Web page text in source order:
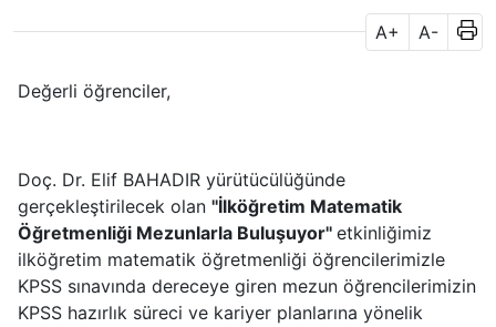
A+ A-
Değerli öğrenciler,
Doç. Dr. Elif BAHADIR yürütücülüğünde
gerçekleştirilecek olan ''İlköğretim Matematik
Öğretmenliği Mezunlarla Buluşuyor'' etkinliğimiz
ilköğretim matematik öğretmenliği öğrencilerimizle
KPSS sınavında dereceye giren mezun öğrencilerimizin
KPSS hazırlık süreci ve kariyer planlarına yönelik